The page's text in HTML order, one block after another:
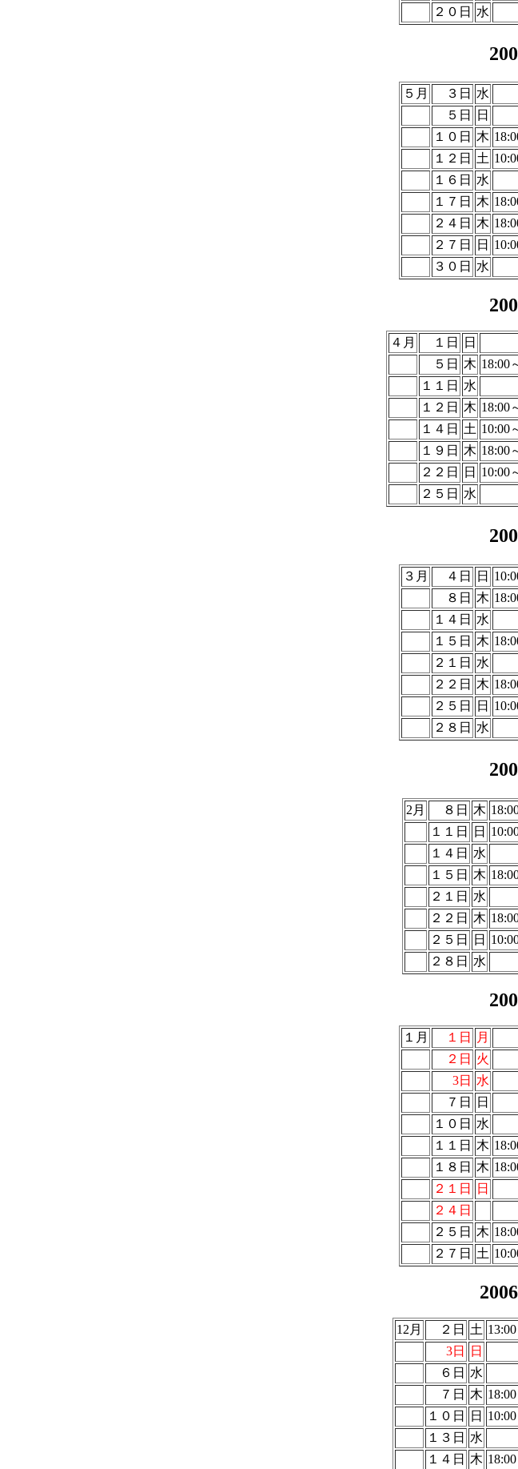
２０日
水
５月 ３日 水
５日
日
１０日 木
１２日 土
１６日 水
１７日 木
２４日 木
２７日
日
３０日 水
４月 １日 日
５日 木 18:00
１１日 水
１２日 木 18:00
１４日 土 10:00
１９日 木 18:00
２２日
日 10:00
２５日 水
３月 ４日 日
８日
木
１４日
水
１５日
木
２１日
水
２２日
木
２５日
日
２８日
水
2月 ８日 木
１１日
日
１４日
水
１５日
木
２１日
水
２２日
木
２５日
日
２８日
水
１月 １日 月
２日
火
3日
水
７日
日
１０日
水
１１日
木
１８日
木
２１日
日
２４日
２５日
木
２７日
土
12月 ２日 土
3日
日
６日
水
７日
木
１０日
日
１３日
水
１４日
木